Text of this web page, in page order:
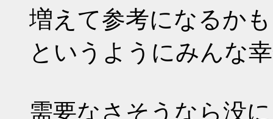
増えて参考になるか
というようにみんな
需要なさそうなら没